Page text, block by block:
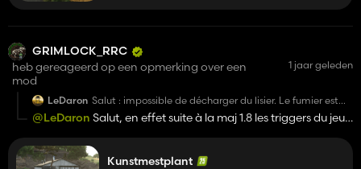
GRIMLOCK_RRC
heb gereageerd op een opmerking over een
mod
1 jaar geleden
LeDaron Salut : impossible de décharger du lisier. Le fumier est
ok.
@LeDaron Salut, en effet suite à la maj 1.8 les triggers du jeu
attente de tests ;)
Kunstmestplant